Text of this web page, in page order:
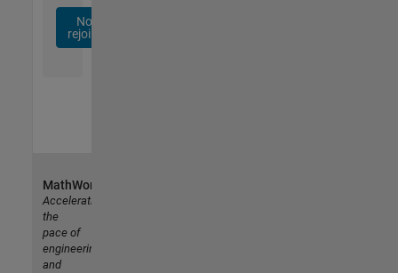
Nous
rejoindre
MathWorks
Accelerating
the
pace of
engineering
and